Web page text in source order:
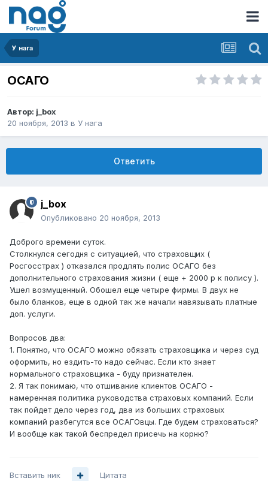
У нага
ОСАГО
Автор: j_box
20 ноября, 2013 в У нага
Ответить
j_box
Опубликовано 20 ноября, 2013
Доброго времени суток.
Столкнулся сегодня с ситуацией, что страховщих (
Росгосстрах ) отказался продлять полис ОСАГО без
дополнительного страхования жизни ( еще + 2000 р к полису ).
Ушел возмущенный. Обошел еще четыре фирмы. В двух не
было бланков, еще в одной так же начали навязывать платные
доп. услуги.
Вопросов два:
1. Понятно, что ОСАГО можно обязать страховщика и через суд
оформить, но ездить-то надо сейчас. Если кто знает
нормального страховщика - буду признателен.
2. Я так понимаю, что отшивание клиентов ОСАГО -
намеренная политика руководства страховых компаний. Если
так пойдет дело через год, два из больших страховых
компаний разбегутся все ОСАГОвцы. Где будем страховаться?
И вообще как такой беспредел присечь на корню?
Вставить ник Цитата